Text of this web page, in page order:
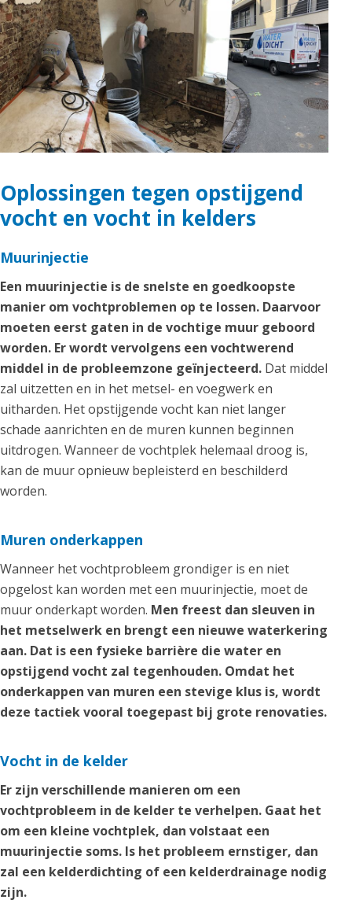
Oplossingen tegen opstijgend
vocht en vocht in kelders
Muurinjectie
Een muurinjectie is de snelste en goedkoopste
manier om vochtproblemen op te lossen. Daarvoor
moeten eerst gaten in de vochtige muur geboord
worden. Er wordt vervolgens een vochtwerend
middel in de probleemzone geïnjecteerd. Dat middel
zal uitzetten en in het metsel- en voegwerk en
uitharden. Het opstijgende vocht kan niet langer
schade aanrichten en de muren kunnen beginnen
uitdrogen. Wanneer de vochtplek helemaal droog is,
kan de muur opnieuw bepleisterd en beschilderd
worden.
Muren onderkappen
Wanneer het vochtprobleem grondiger is en niet
opgelost kan worden met een muurinjectie, moet de
muur onderkapt worden. Men freest dan sleuven in
het metselwerk en brengt een nieuwe waterkering
aan. Dat is een fysieke barrière die water en
opstijgend vocht zal tegenhouden. Omdat het
onderkappen van muren een stevige klus is, wordt
deze tactiek vooral toegepast bij grote renovaties.
Vocht in de kelder
Er zijn verschillende manieren om een
vochtprobleem in de kelder te verhelpen. Gaat het
om een kleine vochtplek, dan volstaat een
muurinjectie soms. Is het probleem ernstiger, dan
zal een kelderdichting of een kelderdrainage nodig
zijn.